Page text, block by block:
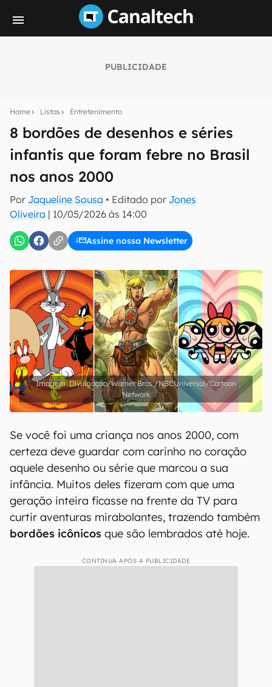
PUBLICIDADE
Home Listas Entretenimento
8 bordões de desenhos e séries
infantis que foram febre no Brasil
nos anos 2000
Por Jaqueline Sousa • Editado por Jones
Oliveira | 10/05/2026 às 14:00
Assine nossa Newsletter
notícias e reviews sobre tecnologia em primeira
E-mail
inscreva-se
Confirmo que li, aceito e concordo com os Termos de
Uso e Política de Privacidade do Canaltech.
Divulgação/Warner Bros./NBCUniversal/Cartoon
Network
Se você foi uma criança nos anos 2000, com
certeza deve guardar com carinho no coração
aquele desenho ou série que marcou a sua
infância. Muitos deles fizeram com que uma
geração inteira ficasse na frente da TV para
curtir aventuras mirabolantes, trazendo também
bordões icônicos que são lembrados até hoje.
CONTINUA APÓS A PUBLICIDADE